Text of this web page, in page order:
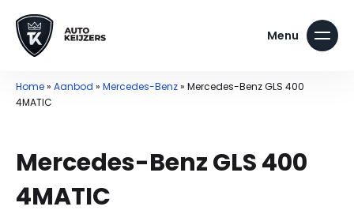
Home» Aanbod » Mercedes-Benz» Mercedes-Benz GLS 400
4MATIC
Mercedes-Benz GLS 400
4MATIC